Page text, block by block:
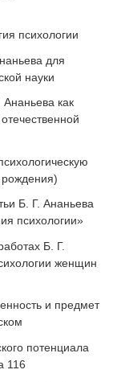
психологии
для
науки
как
Б. Г. Ананьева
психологии»
Б. Г.
женщин
и предмет
потенциала
116